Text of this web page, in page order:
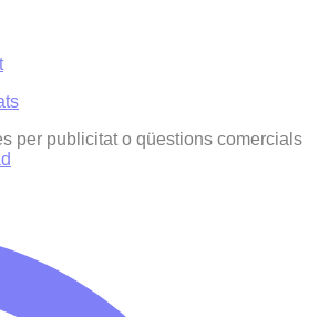
per publicitat o qüestions comercials